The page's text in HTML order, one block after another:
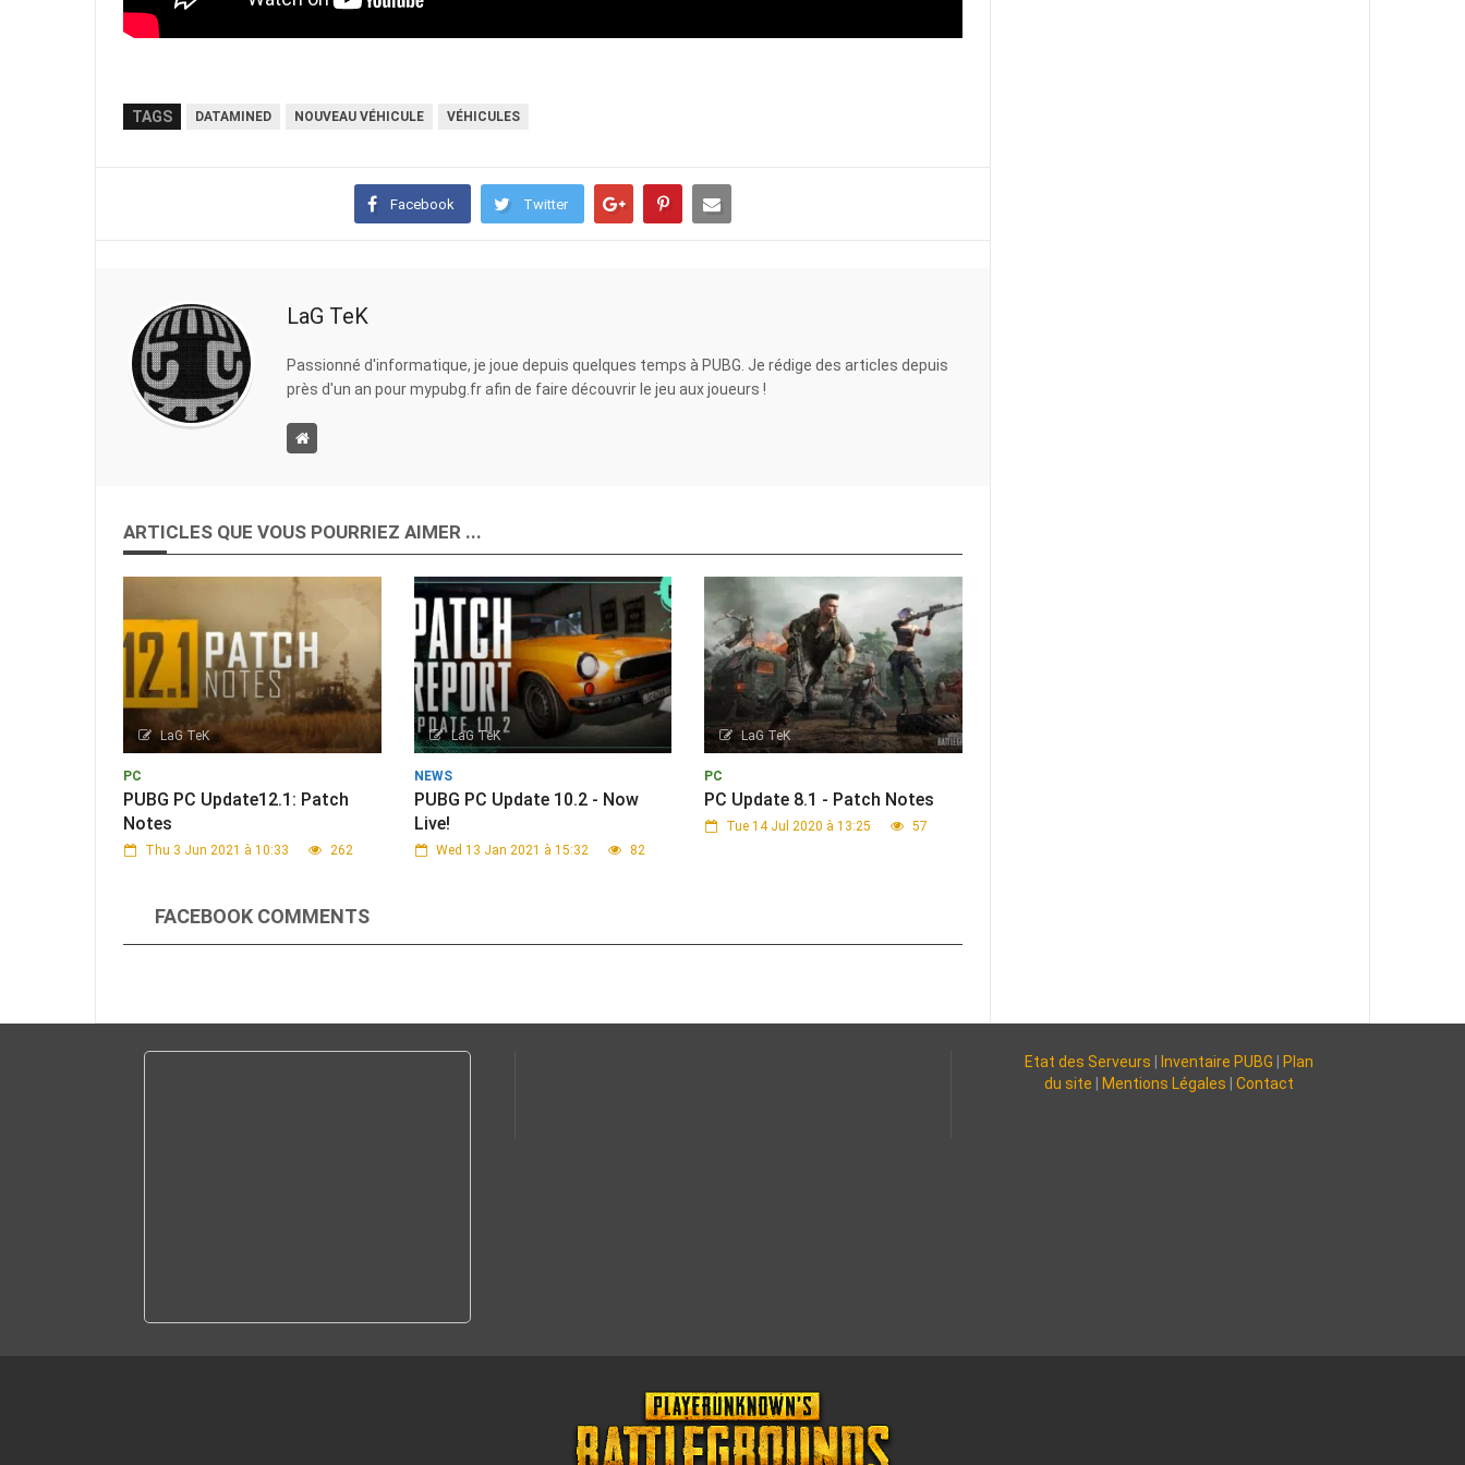
TAGS DATAMINED NOUVEAU VÉHICULE VÉHICULES
Facebook Twitter
LaG TeK
Passionné d'informatique, je joue depuis quelques temps à PUBG. Je rédige des articles depuis
près d'un an pour mypubg.fr afin de faire découvrir le jeu aux joueurs !
ARTICLES QUE VOUS POURRIEZ AIMER ...
LaG TeK
PC
PUBG PC Update12.1: Patch
Notes
Thu 3 Jun 2021 à 10:33 262
LaG TeK
NEWS
PUBG PC Update 10.2 - Now
Live!
Wed 13 Jan 2021 à 15:32 82
LaG TeK
PC
PC Update 8.1 - Patch Notes
Tue 14 Jul 2020 à 13:25 57
FACEBOOK COMMENTS
Etat des Serveurs Inventaire PUBG
Plan
du site
Mentions Légales Contact